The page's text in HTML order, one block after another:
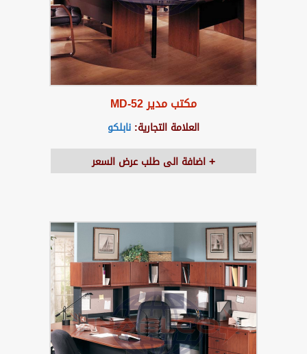
مكتب مدير MD-52
العلامة التجارية: نابلكو
اضافة الى طلب عرض السعر